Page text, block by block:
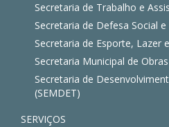
Secretaria de Trabalho e
Secretaria de Defesa Social
Secretaria de Esporte, Lazer
Secretaria Municipal de
Secretaria de
(SEMDET)
SERVIÇOS